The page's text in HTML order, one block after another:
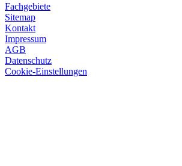
Fachgebiete
Sitemap
Kontakt
Impressum
AGB
Datenschutz
Cookie-Einstellungen